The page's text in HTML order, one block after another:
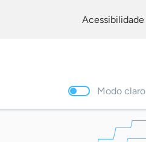
acessibilidade
Modo claro